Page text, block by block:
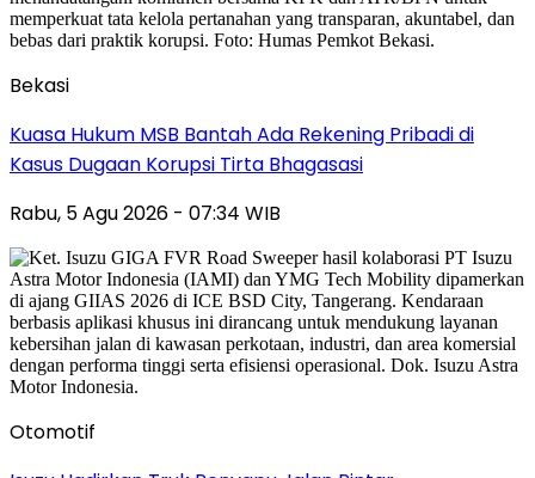
Bekasi
Kuasa Hukum MSB Bantah Ada Rekening Pribadi di
Kasus Dugaan Korupsi Tirta Bhagasasi
Rabu, 5 Agu 2026 - 07:34 WIB
Otomotif